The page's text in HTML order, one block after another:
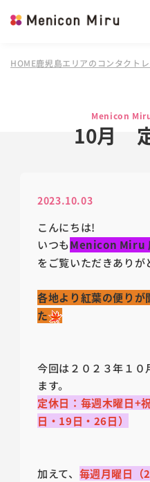
HOME鹿児島エリアのコンタクト
Menicon
10月
2023.10.03
こんにちは!
いつもMenicon Miru
をご覧いただきありが
各地より紅葉の便りが
た
今回は２０２３年１０
ます。
定休日：毎週木曜日
日・19日・26日）
加えて、 毎週月曜日（